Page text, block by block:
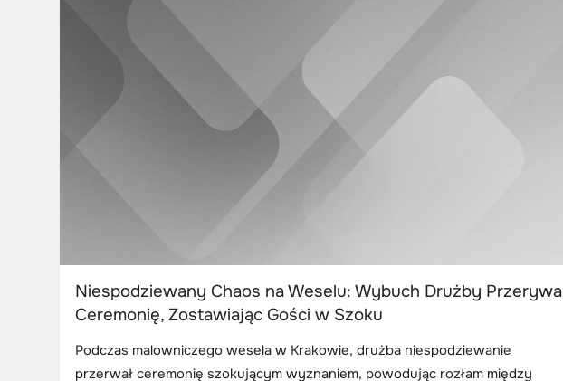
Niespodziewany Chaos na Weselu: Wybuch Drużby Przerywa
Ceremonię, Zostawiając Gości w Szoku
Podczas malowniczego wesela w Krakowie, drużba niespodziewanie
przerwał ceremonię szokującym wyznaniem, powodując rozłam między